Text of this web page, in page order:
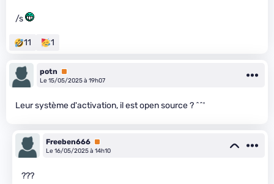
/s
11 1
potn
Premium
Le 15/05/2025 à 19h07
Leur système d'activation, il est open source ? ^^'
Freeben666 Premium
Le 16/05/2025 à 14h10
???